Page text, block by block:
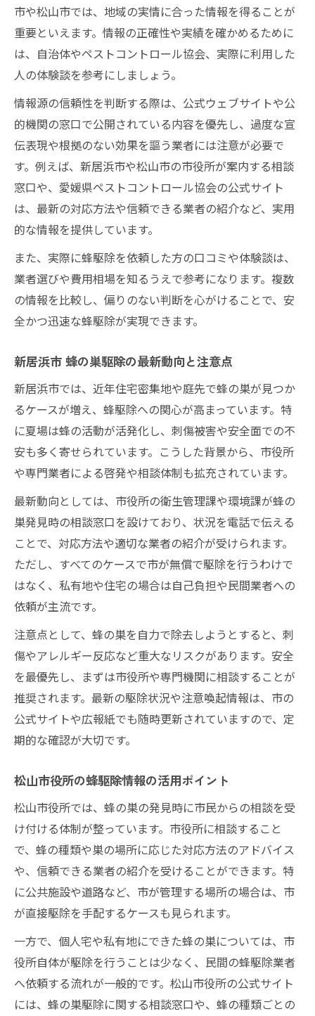
実績豊富な蜂駆除業者の選び方と相談方法
新居浜市や松山市で蜂駆除が必要な時に
蜂駆除が必要な場面と判断のポイント
新居浜市で蜂の巣発見時の対応手順
松山市で蜂駆除を依頼する際の流れ
蜂駆除依頼前に確認したい市役所の対応
蜂駆除の緊急性と業者への連絡方法
費用相場を比較した蜂駆除のポイント
蜂駆除の一般的な費用相場と内訳を解説
蜂駆除業者の料金比較と見積もりのコツ
無料と有料の蜂駆除サービスの違いとは
市役所による蜂駆除の費用対応の実情
費用を抑える蜂駆除依頼のポイント
蜂駆除で役立つ自治体や協会の情報活用
る
愛媛県ペストコントロール協会の情報の使
い方
蜂の巣駆除で自治体支援を受けるポイント
蜂駆除に役立つ協会・相談窓口の紹介
蜂駆除業者選定に自治体情報を活かす方法
迅速で安心な蜂駆除依頼のための実践術
蜂駆除を迅速かつ安全に依頼する手順
即日対応可能な蜂駆除業者の探し方
蜂駆除依頼前に準備すべきポイント
蜂駆除後の再発防止と業者アフターケア
安心して任せられる蜂駆除依頼のコツ
市や松山市では、地域の実情に合った情報を得ることが
重要といえます。情報の正確性や実績を確かめるために
は、自治体やペストコントロール協会、実際に利用した
人の体験談を参考にしましょう。
情報源の信頼性を判断する際は、公式ウェブサイトや公
的機関の窓口で公開されている内容を優先し、過度な宣
伝表現や根拠のない効果を謳う業者には注意が必要で
す。例えば、新居浜市や松山市の市役所が案内する相談
窓口や、愛媛県ペストコントロール協会の公式サイト
は、最新の対応方法や信頼できる業者の紹介など、実用
的な情報を提供しています。
また、実際に蜂駆除を依頼した方の口コミや体験談は、
業者選びや費用相場を知るうえで参考になります。複数
の情報を比較し、偏りのない判断を心がけることで、安
全かつ迅速な蜂駆除が実現できます。
新居浜市 蜂の巣駆除の最新動向と注意点
新居浜市では、近年住宅密集地や庭先で蜂の巣が見つか
るケースが増え、蜂駆除への関心が高まっています。特
に夏場は蜂の活動が活発化し、刺傷被害や安全面での不
安も多く寄せられています。こうした背景から、市役所
や専門業者による啓発や相談体制も拡充されています。
最新動向としては、市役所の衛生管理課や環境課が蜂の
巣発見時の相談窓口を設けており、状況を電話で伝える
ことで、対応方法や適切な業者の紹介が受けられます。
ただし、すべてのケースで市が無償で駆除を行うわけで
はなく、私有地や住宅の場合は自己負担や民間業者への
依頼が主流です。
注意点として、蜂の巣を自力で除去しようとすると、刺
傷やアレルギー反応など重大なリスクがあります。安全
を最優先し、まずは市役所や専門機関に相談することが
推奨されます。最新の駆除状況や注意喚起情報は、市の
公式サイトや広報紙でも随時更新されていますので、定
期的な確認が大切です。
松山市役所の蜂駆除情報の活用ポイント
松山市役所では、蜂の巣の発見時に市民からの相談を受
け付ける体制が整っています。市役所に相談すること
で、蜂の種類や巣の場所に応じた対応方法のアドバイス
や、信頼できる業者の紹介を受けることができます。特
に公共施設や道路など、市が管理する場所の場合は、市
が直接駆除を手配するケースも見られます。
一方で、個人宅や私有地にできた蜂の巣については、市
役所自体が駆除を行うことは少なく、民間の蜂駆除業者
へ依頼する流れが一般的です。松山市役所の公式サイト
には、蜂の巣駆除に関する相談窓口や、蜂の種類ごとの